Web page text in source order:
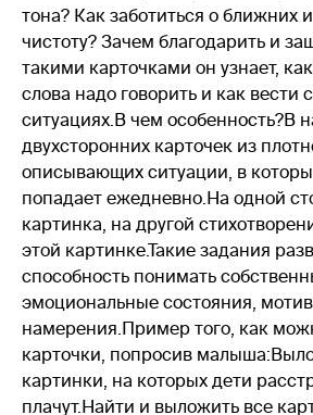
тона? Как заботиться о ближних
чистоту? Зачем благодарить и
такими карточками он узнает,
слова надо говорить и как вести
ситуациях.В чем особенность?В
двухсторонних карточек из
описывающих ситуации, в
попадает ежедневно.На одной
картинка, на другой
этой картинке.Такие задания
способность понимать
эмоциональные состояния,
намерения.Пример того, как
карточки, попросив
картинки, на которых дети
плачут.Найти и выложить все